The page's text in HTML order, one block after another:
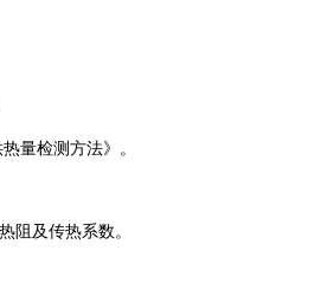
量检测方法》。
阻及传热系数。